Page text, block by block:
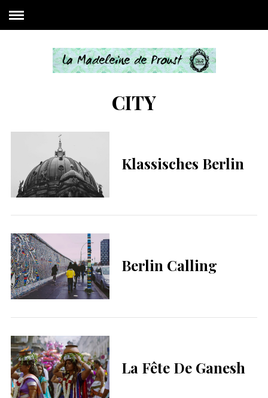
CITY
Klassisches Berlin
Berlin Calling
La Fête De Ganesh